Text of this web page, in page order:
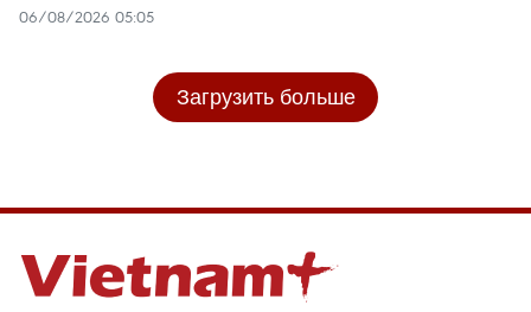
06/08/2026 05:05
Загрузить больше